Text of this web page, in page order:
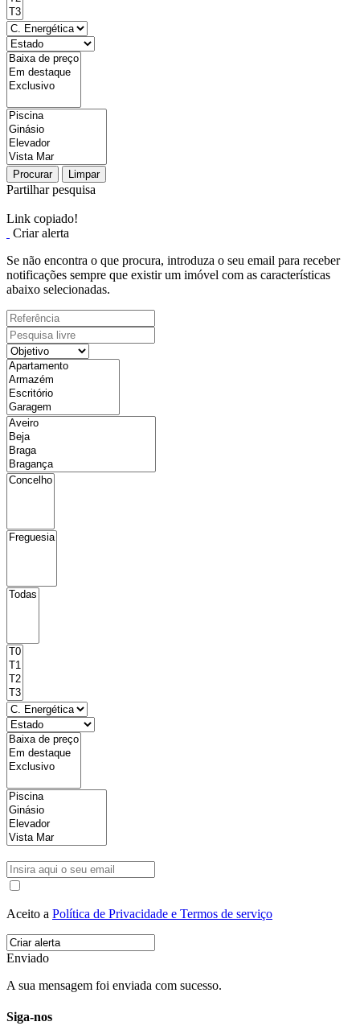
Procurar Limpar
Partilhar pesquisa
Link copiado!
Criar alerta
Se não encontra o que procura, introduza o seu email para receber
notificações sempre que existir um imóvel com as características
abaixo selecionadas.
Aceito a Política de Privacidade e Termos de serviço
Enviado
A sua mensagem foi enviada com sucesso.
Siga-nos